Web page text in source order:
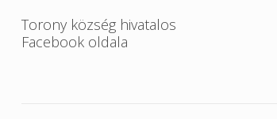
Torony község hivatalos
Facebook oldala